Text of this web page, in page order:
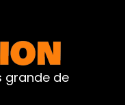
grande de